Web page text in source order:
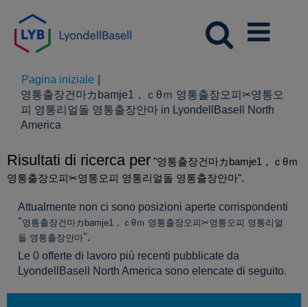
Pagina iniziale
영통출장건마カbamje1，ｃθｍ 영통출장오피✂영통오
피 영통리얼돌 영통출장안마 in LyondellBasell North
America
Risultati di ricerca per "영통출장건마カbamje1，ｃθｍ
영통출장오피✂영통오피 영통리얼돌 영통출장안마".
Attualmente non ci sono posizioni aperte corrispondenti
"영통출장건마カbamje1，ｃθｍ 영통출장오피✂영통오피 영통리얼
돌 영통출장안마".
Le 0 offerte di lavoro più recenti pubblicate da
LyondellBasell North America sono elencate di seguito.